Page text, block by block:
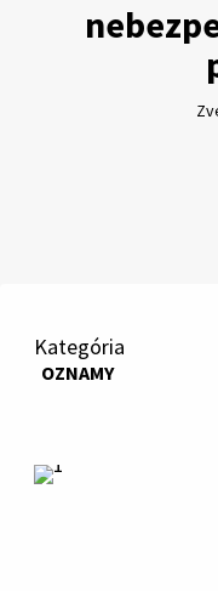
Kategória
OZNAMY